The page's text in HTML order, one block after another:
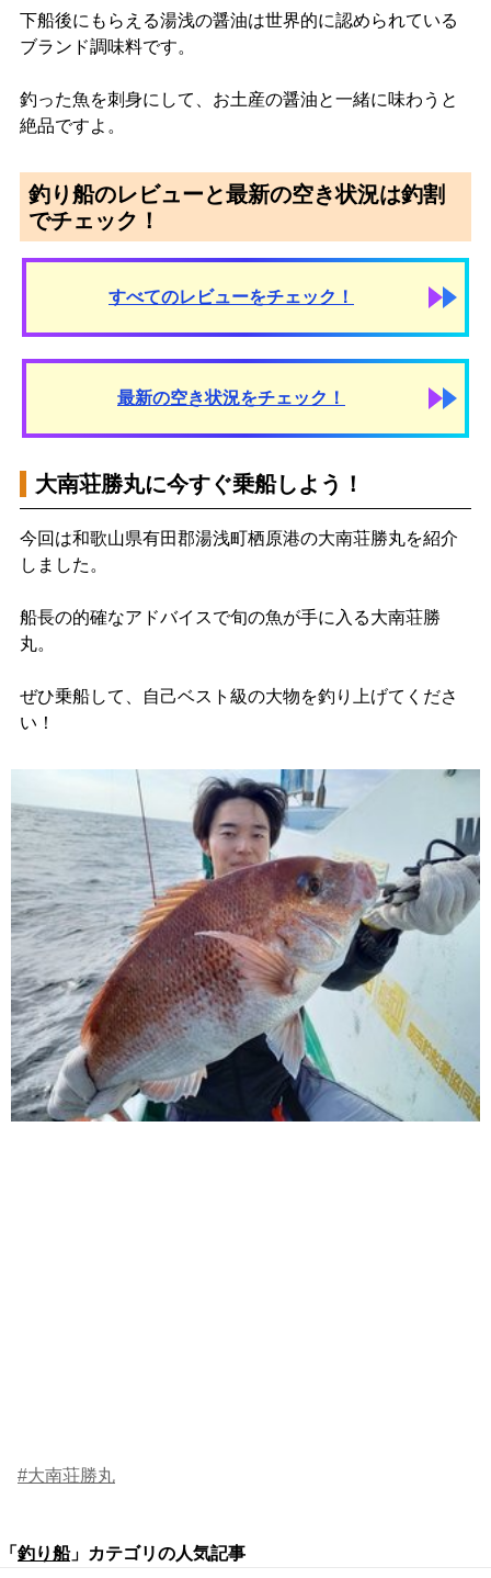
下船後にもらえる湯浅の醤油は世界的に認められている
ブランド調味料です。
釣った魚を刺身にして、お土産の醤油と一緒に味わうと
絶品ですよ。
釣り船のレビューと最新の空き状況は釣割
でチェック！
すべてのレビューをチェック！
最新の空き状況をチェック！
大南荘勝丸に今すぐ乗船しよう！
今回は和歌山県有田郡湯浅町栖原港の大南荘勝丸を紹介
しました。
船長の的確なアドバイスで旬の魚が手に入る大南荘勝
丸。
ぜひ乗船して、自己ベスト級の大物を釣り上げてくださ
い！
#大南荘勝丸
「 釣り船」カテゴリの人気記事